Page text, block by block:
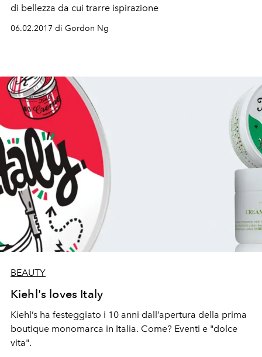
di bellezza da cui trarre ispirazione
06.02.2017 di Gordon Ng
BEAUTY
Kiehl's loves Italy
Kiehl’s ha festeggiato i 10 anni dall’apertura della prima
boutique monomarca in Italia. Come? Eventi e "dolce
vita".